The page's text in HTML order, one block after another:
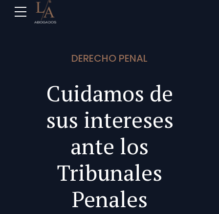
DERECHO PENAL
Cuidamos de
sus intereses
ante los
Tribunales
Penales